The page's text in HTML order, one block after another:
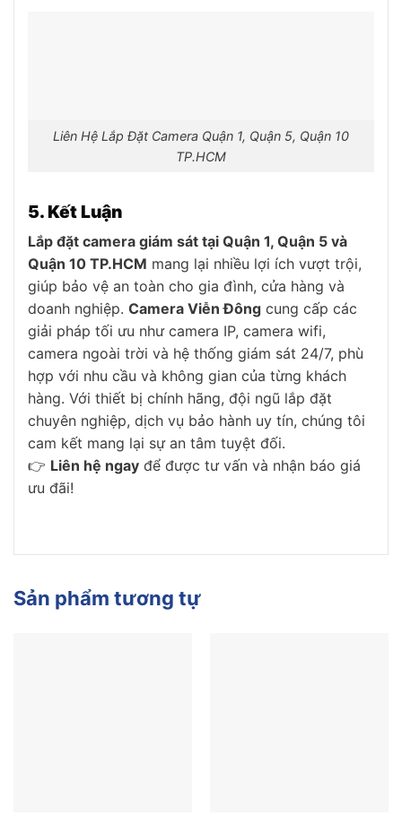
Liên Hệ Lắp Đặt Camera Quận 1, Quận 5, Quận 10
TP.HCM
5. Kết Luận
Lắp đặt camera giám sát tại Quận 1, Quận 5 và
Quận 10 TP.HCM mang lại nhiều lợi ích vượt trội,
giúp bảo vệ an toàn cho gia đình, cửa hàng và
doanh nghiệp. Camera Viễn Đông cung cấp các
giải pháp tối ưu như camera IP, camera wifi,
camera ngoài trời và hệ thống giám sát 24/7, phù
hợp với nhu cầu và không gian của từng khách
hàng. Với thiết bị chính hãng, đội ngũ lắp đặt
chuyên nghiệp, dịch vụ bảo hành uy tín, chúng tôi
cam kết mang lại sự an tâm tuyệt đối.
👉 Liên hệ ngay để được tư vấn và nhận báo giá
ưu đãi!
Sản phẩm tương tự